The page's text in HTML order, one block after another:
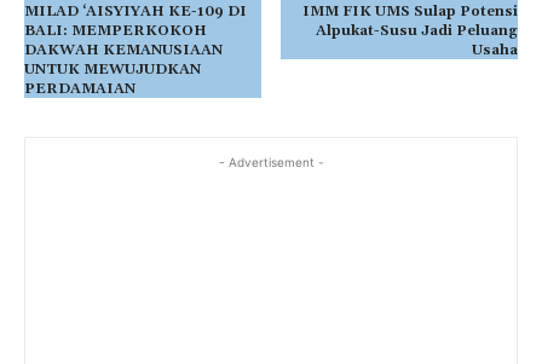
MILAD ‘AISYIYAH KE-109 DI
BALI: MEMPERKOKOH
DAKWAH KEMANUSIAAN
UNTUK MEWUJUDKAN
PERDAMAIAN
IMM FIK UMS Sulap Potensi
Alpukat-Susu Jadi Peluang
Usaha
- Advertisement -